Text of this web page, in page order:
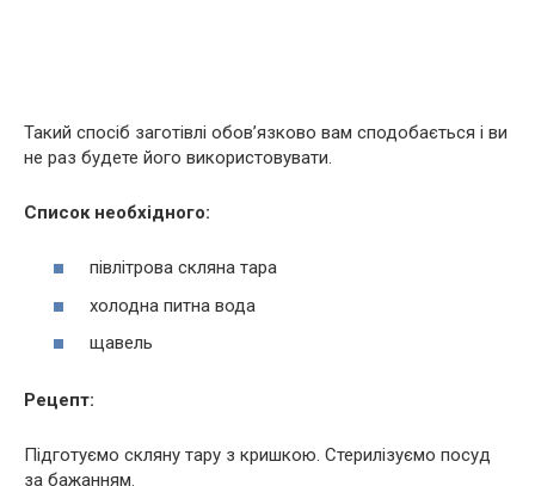
Такий спосіб заготівлі обов’язково вам сподобається і ви
не раз будете його використовувати.
Список необхідного:
півлітрова скляна тара
холодна питна вода
щавель
Рецепт:
Підготуємо скляну тару з кришкою. Стерилізуємо посуд
за бажанням.